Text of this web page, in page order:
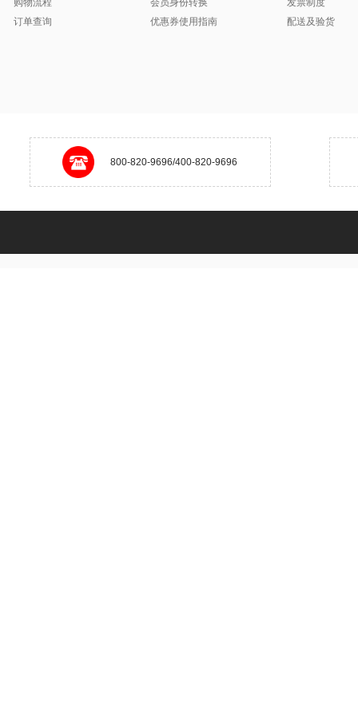
购物流程
订单查询
会员身份转换
优惠券使用指南
发票制度
配送及验货
800-820-9696/400-820-9696